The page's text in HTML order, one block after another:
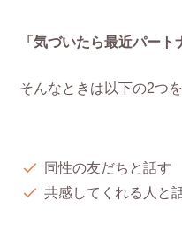
「気づいたら最近パー
そんなときは以下の2つ
同性の友だちと話す
共感してくれる人と